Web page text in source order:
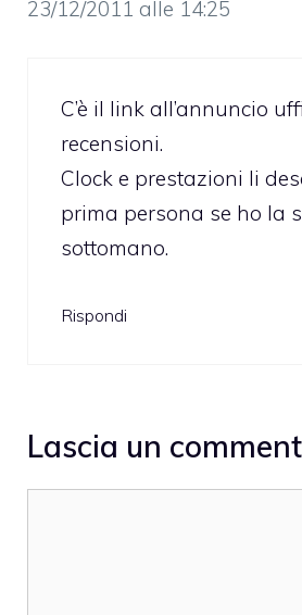
23/12/2011 alle 14:25
C’è il link all’annuncio
recensioni.
Clock e prestazioni li
prima persona se ho la
sottomano.
Rispondi
Lascia un